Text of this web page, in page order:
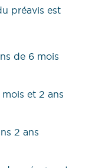
préavis est
de 6 mois
et 2 ans
2 ans